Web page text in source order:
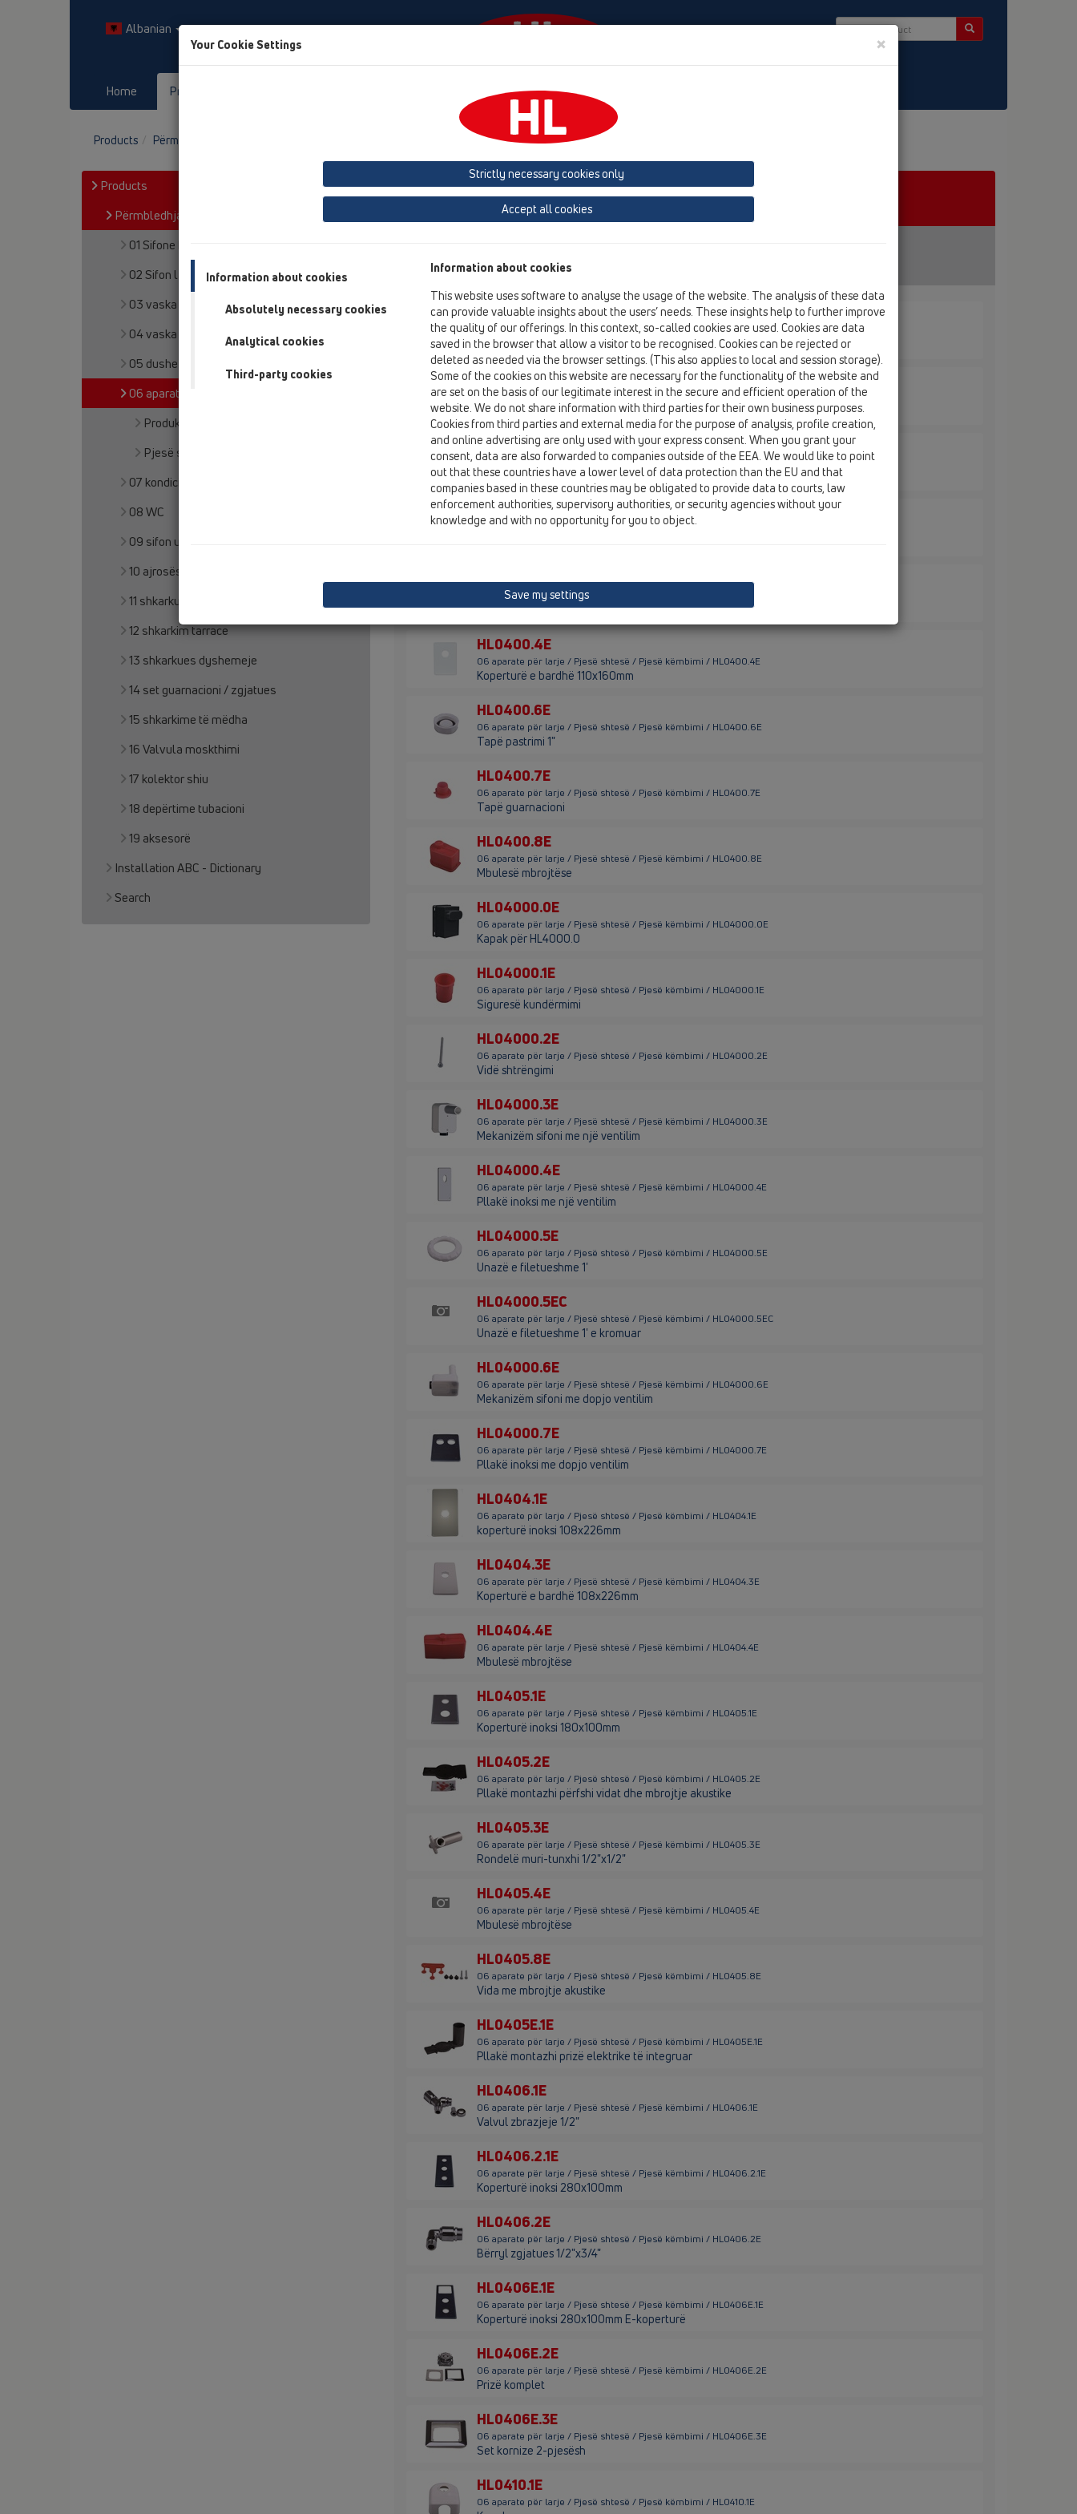
Albanian
Home Products Company HL-House
Products Përmbledhja e artikullit
Products
Përmbledhja e artikullit
01 Sifone kuzhine
02 Sifon lavapjate
03 vaska
04 vaska dushi
05 dushe pa barriera
06 aparate për larje
Produkte
Pjesë shtesë
07 kondicioner dhe ajrim
08 WC
09 sifon urinali
10 ajrosës tubi
11 shkarkues tavani
12 shkarkim tarrace
13 shkarkues dyshemeje
14 set guarnacioni / zgjatues
15 shkarkime të mëdha
16 Valvula moskthimi
17 kolektor shiu
18 depërtime tubacioni
19 aksesorë
Installation ABC - Dictionary
Search
Përmbledhja e artikullit
06 aparate për larje
Pjesë shtesë
HL01000D
06 aparate për larje / Pjesë shtesë / Pjesë këmbimi / HL01000D
Guarnacion i sheshtë 1"
HL01050D
06 aparate për larje / Pjesë shtesë / Pjesë këmbimi / HL01050D
gominë 18x2,5mm
HL01111D
06 aparate për larje / Pjesë shtesë / Pjesë këmbimi / HL01111D
Rondele bashkuesi
HL02.3E
06 aparate për larje / Pjesë shtesë / Pjesë këmbimi / HL02.3E
HL0400.11E
06 aparate për larje / Pjesë shtesë / Pjesë këmbimi / HL0400.11E
Tapë
HL0400.4E
06 aparate për larje / Pjesë shtesë / Pjesë këmbimi / HL0400.4E
Koperturë e bardhë 110x160mm
HL0400.6E
06 aparate për larje / Pjesë shtesë / Pjesë këmbimi / HL0400.6E
Tapë pastrimi 1"
HL0400.7E
06 aparate për larje / Pjesë shtesë / Pjesë këmbimi / HL0400.7E
Tapë guarnacioni
HL0400.8E
06 aparate për larje / Pjesë shtesë / Pjesë këmbimi / HL0400.8E
Mbulesë mbrojtëse
HL04000.0E
06 aparate për larje / Pjesë shtesë / Pjesë këmbimi / HL04000.0E
Kapak për HL4000.0
HL04000.1E
06 aparate për larje / Pjesë shtesë / Pjesë këmbimi / HL04000.1E
Siguresë kundërmimi
HL04000.2E
06 aparate për larje / Pjesë shtesë / Pjesë këmbimi / HL04000.2E
Vidë shtrëngimi
HL04000.3E
06 aparate për larje / Pjesë shtesë / Pjesë këmbimi / HL04000.3E
Mekanizëm sifoni me një ventilim
HL04000.4E
06 aparate për larje / Pjesë shtesë / Pjesë këmbimi / HL04000.4E
Pllakë inoksi me një ventilim
HL04000.5E
06 aparate për larje / Pjesë shtesë / Pjesë këmbimi / HL04000.5E
Unazë e filetueshme 1'
HL04000.5EC
06 aparate për larje / Pjesë shtesë / Pjesë këmbimi / HL04000.5EC
Unazë e filetueshme 1' e kromuar
HL04000.6E
06 aparate për larje / Pjesë shtesë / Pjesë këmbimi / HL04000.6E
Mekanizëm sifoni me dopjo ventilim
HL04000.7E
06 aparate për larje / Pjesë shtesë / Pjesë këmbimi / HL04000.7E
Pllakë inoksi me dopjo ventilim
HL0404.1E
06 aparate për larje / Pjesë shtesë / Pjesë këmbimi / HL0404.1E
koperturë inoksi 108x226mm
HL0404.3E
06 aparate për larje / Pjesë shtesë / Pjesë këmbimi / HL0404.3E
Koperturë e bardhë 108x226mm
HL0404.4E
06 aparate për larje / Pjesë shtesë / Pjesë këmbimi / HL0404.4E
Mbulesë mbrojtëse
HL0405.1E
06 aparate për larje / Pjesë shtesë / Pjesë këmbimi / HL0405.1E
Koperturë inoksi 180x100mm
HL0405.2E
06 aparate për larje / Pjesë shtesë / Pjesë këmbimi / HL0405.2E
Pllakë montazhi përfshi vidat dhe mbrojtje akustike
HL0405.3E
06 aparate për larje / Pjesë shtesë / Pjesë këmbimi / HL0405.3E
Rondelë muri-tunxhi 1/2"x1/2"
HL0405.4E
06 aparate për larje / Pjesë shtesë / Pjesë këmbimi / HL0405.4E
Mbulesë mbrojtëse
HL0405.8E
06 aparate për larje / Pjesë shtesë / Pjesë këmbimi / HL0405.8E
Vida me mbrojtje akustike
HL0405E.1E
06 aparate për larje / Pjesë shtesë / Pjesë këmbimi / HL0405E.1E
Pllakë montazhi prizë elektrike të integruar
HL0406.1E
06 aparate për larje / Pjesë shtesë / Pjesë këmbimi / HL0406.1E
Valvul zbrazjeje 1/2"
HL0406.2.1E
06 aparate për larje / Pjesë shtesë / Pjesë këmbimi / HL0406.2.1E
Koperturë inoksi 280x100mm
HL0406.2E
06 aparate për larje / Pjesë shtesë / Pjesë këmbimi / HL0406.2E
Bërryl zgjatues 1/2"x3/4"
HL0406E.1E
06 aparate për larje / Pjesë shtesë / Pjesë këmbimi / HL0406E.1E
Koperturë inoksi 280x100mm E-koperturë
HL0406E.2E
06 aparate për larje / Pjesë shtesë / Pjesë këmbimi / HL0406E.2E
Prizë komplet
HL0406E.3E
06 aparate për larje / Pjesë shtesë / Pjesë këmbimi / HL0406E.3E
Set kornize 2-pjesësh
HL0410.1E
06 aparate për larje / Pjesë shtesë / Pjesë këmbimi / HL0410.1E
Your Cookie Settings ×
Strictly necessary cookies only
Accept all cookies
Information about cookies
Absolutely necessary cookies
Analytical cookies
Third-party cookies
Information about cookies
This website uses software to analyse the usage of the website. The analysis of these data
can provide valuable insights about the users’ needs. These insights help to further improve
the quality of our offerings. In this context, so-called cookies are used. Cookies are data
saved in the browser that allow a visitor to be recognised. Cookies can be rejected or
deleted as needed via the browser settings. (This also applies to local and session storage).
Some of the cookies on this website are necessary for the functionality of the website and
are set on the basis of our legitimate interest in the secure and efficient operation of the
website. We do not share information with third parties for their own business purposes.
Cookies from third parties and external media for the purpose of analysis, profile creation,
and online advertising are only used with your express consent. When you grant your
consent, data are also forwarded to companies outside of the EEA. We would like to point
out that these countries have a lower level of data protection than the EU and that
companies based in these countries may be obligated to provide data to courts, law
enforcement authorities, supervisory authorities, or security agencies without your
knowledge and with no opportunity for you to object.
Save my settings